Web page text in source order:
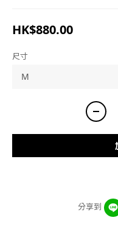
HK$880.00
尺寸
分享到